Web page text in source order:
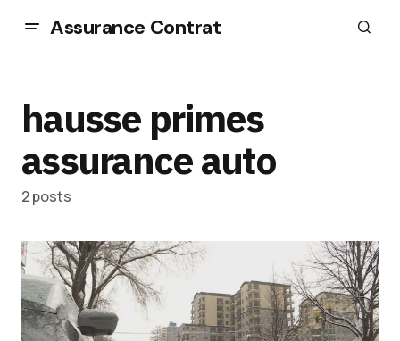
Assurance Contrat
hausse primes
assurance auto
2 posts